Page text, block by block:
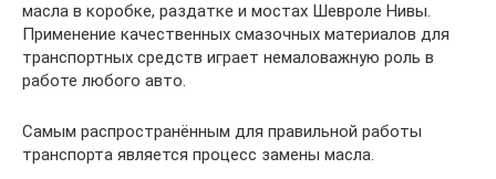
масла в коробке, раздатке и мостах Шевроле Нивы.
Применение качественных смазочных материалов для
транспортных средств играет немаловажную роль в
работе любого авто.
Самым распространённым для правильной работы
транспорта является процесс замены масла.